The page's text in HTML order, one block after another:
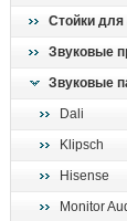
Стойки для
Звуковые
Звуковые
Dali
Klipsch
Hisense
Monitor